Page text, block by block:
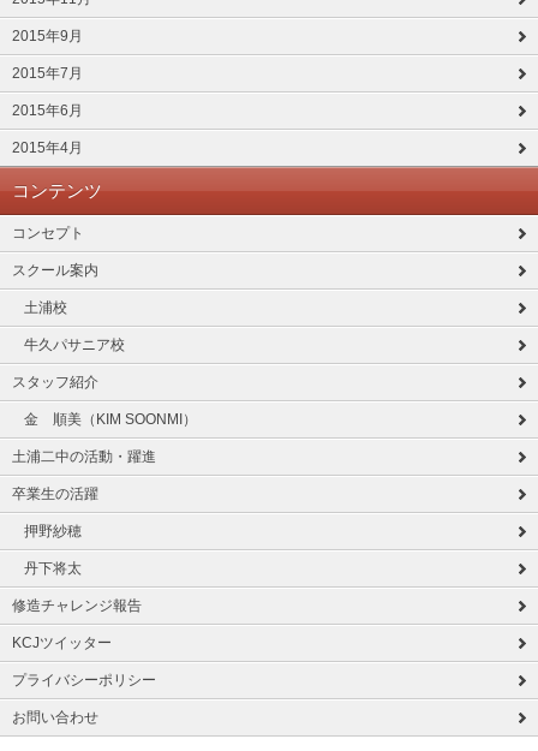
2015年9月
2015年7月
2015年6月
2015年4月
コンテンツ
コンセプト
スクール案内
土浦校
牛久パサニア校
スタッフ紹介
金 順美（KIM SOONMI）
土浦二中の活動・躍進
卒業生の活躍
押野紗穂
丹下将太
修造チャレンジ報告
KCJツイッター
プライバシーポリシー
お問い合わせ